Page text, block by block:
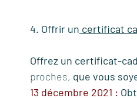
4. Offrir un certificat
Offrez un certificat-
proches, que vous
13 décembre 2021 :